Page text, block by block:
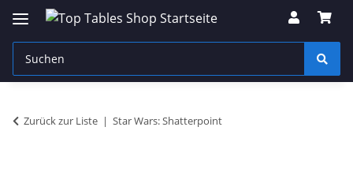
Zurück zur Liste Star Wars: Shatterpoint